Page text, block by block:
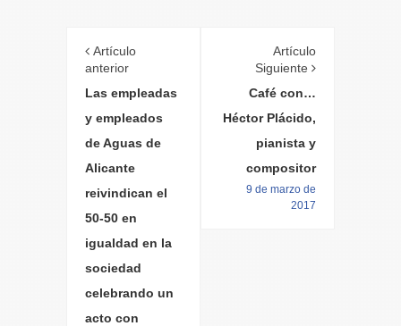
Artículo
anterior
Las empleadas
y empleados
de Aguas de
Alicante
reivindican el
50-50 en
igualdad en la
sociedad
celebrando un
acto con
Artículo
Siguiente
Café con…
Héctor Plácido,
pianista y
compositor
9 de marzo de
2017